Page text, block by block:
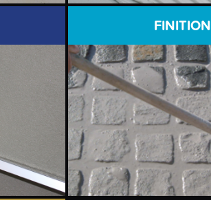
FINITION